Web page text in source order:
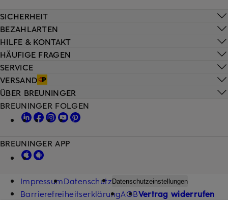
HILFE & KONTAKT
HÄUFIGE FRAGEN
SERVICE
VERSAND
SICHERHEIT
BEZAHLARTEN
ÜBER BREUNINGER
BREUNINGER FOLGEN
BREUNINGER APP
ImpressumDatenschutz Datenschutzeinstellungen
BarrierefreiheitserklärungAGBVertrag widerrufen